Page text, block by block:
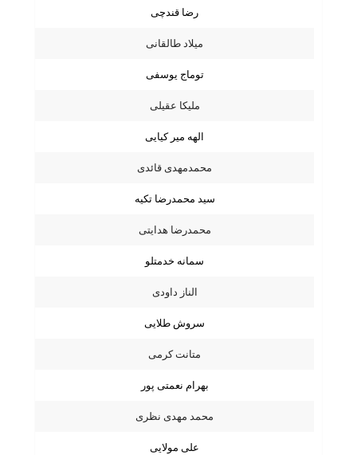
رضا قندچی
میلاد طالقانی
توماج یوسفی
ملیکا عقیلی
الهه میر کیایی
محمدمهدی قائدی
سید محمدرضا تکیه
محمدرضا هدایتی
سمانه خدمتلو
الناز داودی
سروش طلایی
متانت کرمی
بهرام نعمتی پور
محمد مهدی نظری
علی مولایی